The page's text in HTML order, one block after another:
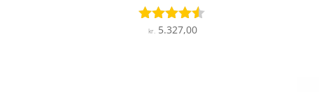
Vurderet
kr.5.327,00